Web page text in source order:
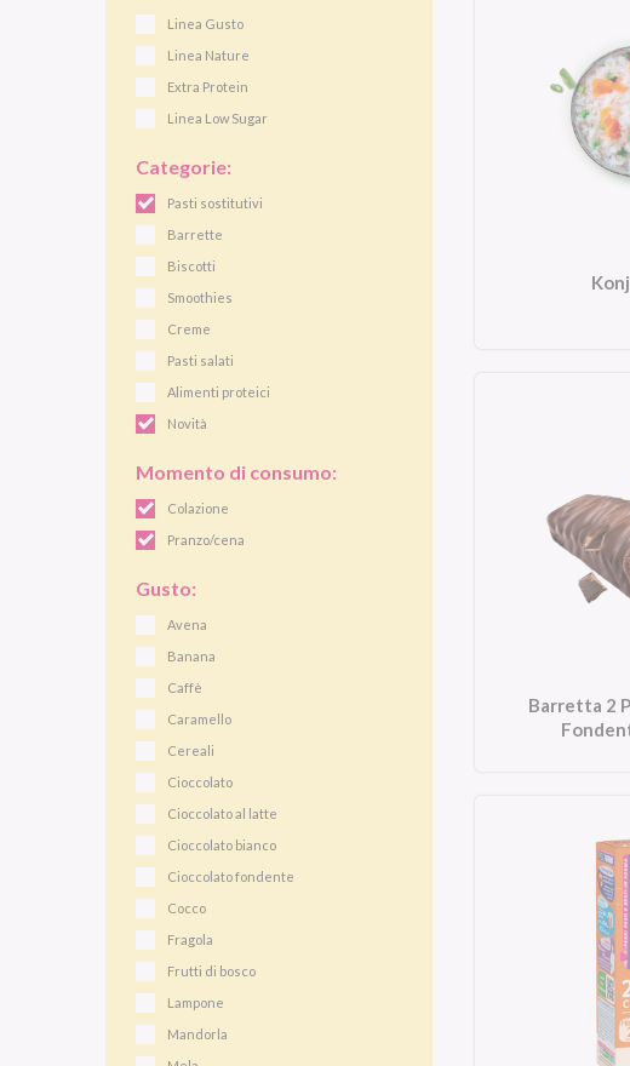
Linea Gusto
Linea Nature
Extra Protein
Linea Low Sugar
Categorie:
Pasti sostitutivi
Barrette
Biscotti
Smoothies
Creme
Pasti salati
Alimenti proteici
Novità
Momento di consumo:
Colazione
Pranzo/cena
Gusto:
Avena
Banana
Caffè
Caramello
Cereali
Cioccolato
Cioccolato al latte
Cioccolato bianco
Cioccolato fondente
Cocco
Fragola
Frutti di bosco
Lampone
Mandorla
Barretta 2